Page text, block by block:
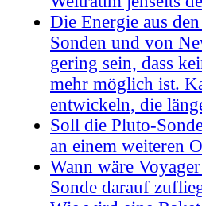
Die Energie aus
Sonden und von
gering sein, dass
mehr möglich ist.
entwickeln, die
Soll die Pluto-
an einem weiteren
Wann wäre
Sonde darauf